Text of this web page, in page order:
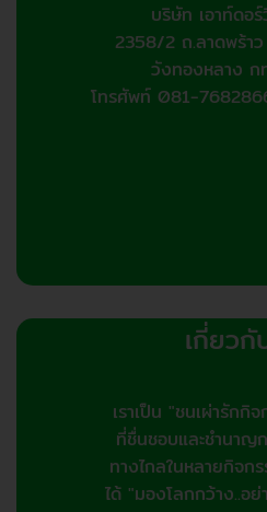
บริษัท เอาท์ดอ
2358/2 ถ.ลาดพร้า
วังทองหลาง ก
โทรศัพท์ 081-
เกี่ยวกั
เราเป็น "ชนเผ่ารักกิ
ที่ชื่นชอบและชำนาญ
ทางไกลในหลายกิจก
ได้ "มองโลกกว้าง..อย่